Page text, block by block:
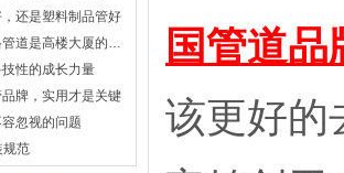
还是塑料制品管好
产品使用寿命，罗森博格管道是高楼大厦的首选
性的成长力量
牌，实用才是关键
忽视的问题
规范
国管道品
该更好的